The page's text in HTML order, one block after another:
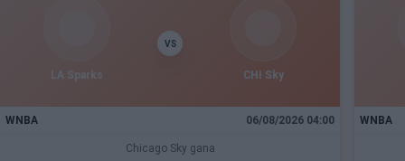
LA Sparks
VS
CHI Sky
WNBA 06/08/2026 04:00
Chicago Sky gana
WNBA